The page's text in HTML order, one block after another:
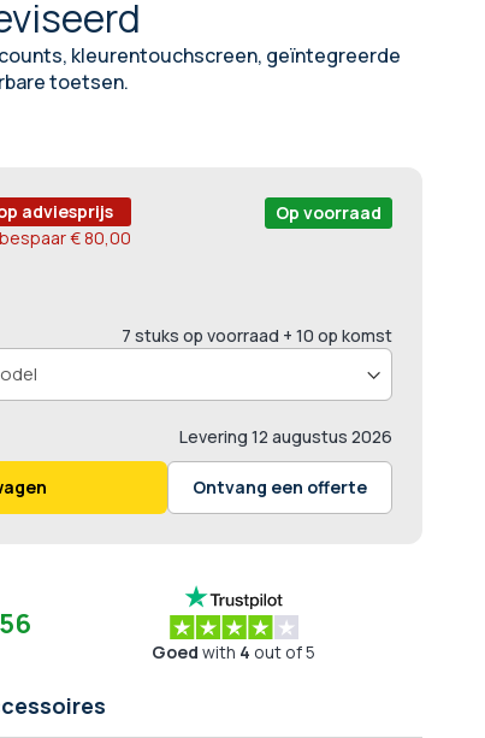
kleurentouchscreen, geïntegreerde
toetsen.
adviesprijs
bespaar€ 80,00
7 stuks op voorraad + 10 op komst
Op voorraad
Levering 12 augustus 2026
Ontvang een offerte
Goed with 4 out of 5